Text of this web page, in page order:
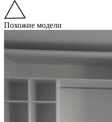
Похожие модели